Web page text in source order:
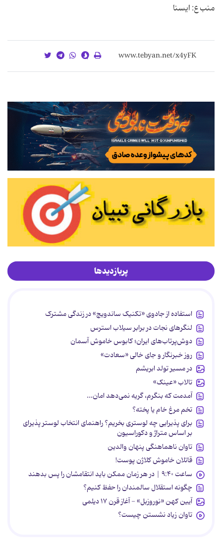
منب ع: ایسنا
پربازدیدها
استفاده از جادوی «تکنیک ساندویچ» در زندگی مشترک
لنگرهای نجات در برابر سیلاب استرس
دوش‌پرتاب‌های ایران؛ کابوس خاموش آسمان
روز خبرنگار و جای خالی «سعادت»
در مسیر تولد ابریشم
تالاب «عینک»
آمدمت که بنگرم، گریه نمی‌دهد امان...
تخم مرغ خام یا پخته؟
برای پذیرایی چه لوستری بخریم؟ راهنمای انتخاب لوستر پذیرای
بر اساس متراژ و دکوراسیون
تاوان ناهماهنگی پنهان والدین
قاتلان خاموش کلاژن پوست!
ساعت ۹:۴۰ | در هر زمان ممکن باید انتقامشان را پس بدهند
چگونه استقلال سالمندان را حفظ کنیم؟
آیین کهن «نوروزبل» - آغاز قرن ۱۷ دیلمی
تاوان زیاد نشستن چیست؟